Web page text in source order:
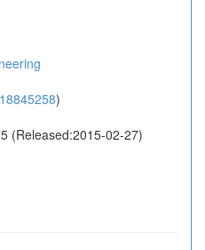
)
(Released:2015-02-27)